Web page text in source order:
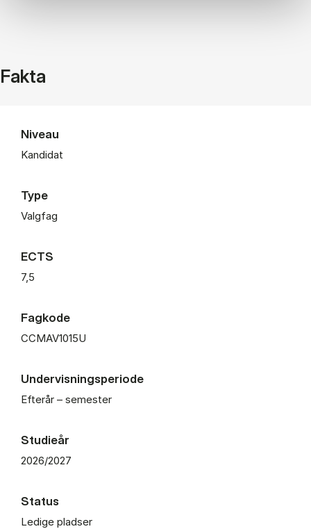
Fakta
Niveau
Kandidat
Type
Valgfag
ECTS
7,5
Fagkode
CCMAV1015U
Undervisningsperiode
Efterår – semester
Studieår
2026/2027
Status
Ledige pladser